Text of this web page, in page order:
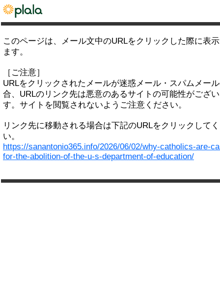
このページは、メール文中のURLをクリックした際に表
ます。
［ご注意］
URLをクリックされたメールが迷惑メール・スパムメー
合、URLのリンク先は悪意のあるサイトの可能性がござ
す。サイトを閲覧されないようご注意ください。
リンク先に移動される場合は下記のURLをクリックして
い。
https://sanantonio365.info/2026/06/02/why-catholics-are-
for-the-abolition-of-the-u-s-department-of-education/